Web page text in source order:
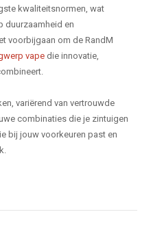
kwaliteitsnormen, wat
duurzaamheid en
voorbijgaan om de RandM
vape die innovatie,
variërend van vertrouwde
combinaties die je zintuigen
bij jouw voorkeuren past en